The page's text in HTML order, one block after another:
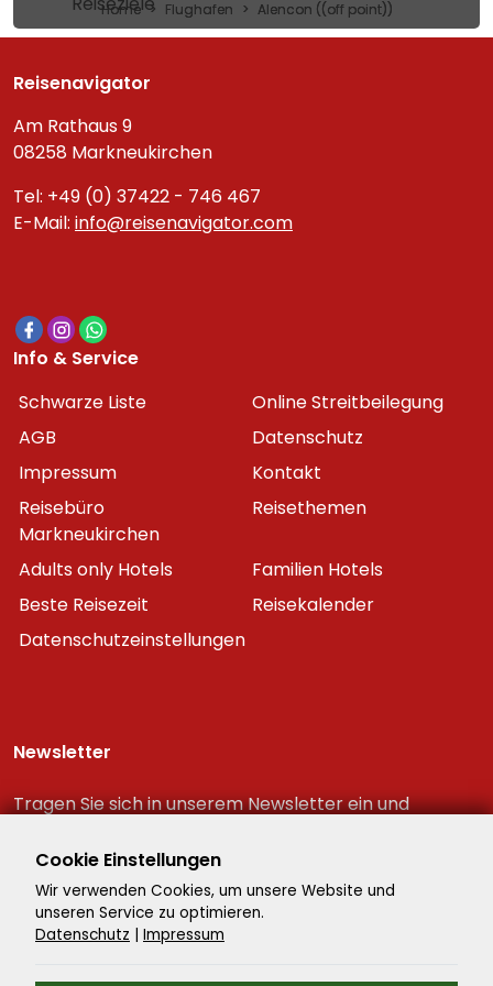
Home Flughafen Alencon ((off point))
Reisenavigator
Am Rathaus 9
08258 Markneukirchen
Tel: +49 (0) 37422 - 746 467
E-Mail: info@reisenavigator.com
Info & Service
Schwarze Liste
Online Streitbeilegung
AGB
Datenschutz
Impressum
Kontakt
Reisebüro
Markneukirchen
Reisethemen
Adults only Hotels
Familien Hotels
Beste Reisezeit
Reisekalender
Datenschutzeinstellungen
Newsletter
Tragen Sie sich in unserem Newsletter ein und
Reiseschnäppchen!
Cookie Einstellungen
Wir verwenden Cookies, um unsere Website und
unseren Service zu optimieren.
Datenschutz | Impressum